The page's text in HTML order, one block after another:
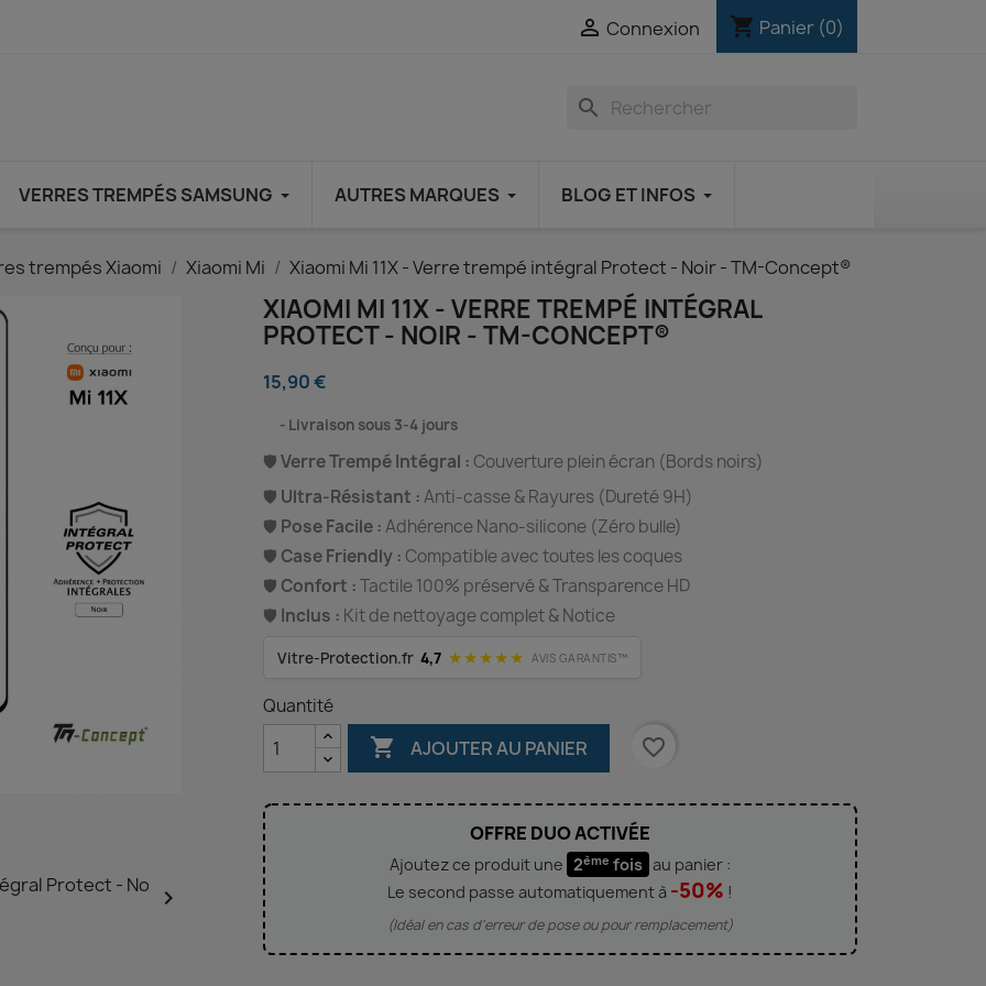
 Connexion shopping_cart Panier (0)
search
VERRES TREMPÉS SAMSUNG AUTRES MARQUES BLOG ET INFOS
trempés Xiaomi Xiaomi Mi Xiaomi Mi 11X - Verre trempé intégral Protect - Noir - TM-Concept®

XIAOMI MI 11X - VERRE TREMPÉ INTÉGRAL
PROTECT - NOIR - TM-CONCEPT®
15,90 €
Livraison sous 3-4 jours
🛡️Verre Trempé Intégral : Couverture plein écran (Bords noirs)
🛡️ Ultra-Résistant :Anti-casse & Rayures (Dureté 9H)
🛡️ Pose Facile :Adhérence Nano-silicone (Zéro bulle)
🛡️ Case Friendly : Compatible avec toutes les coques
🛡️ Confort :Tactile 100% préservé & Transparence HD
🛡️ Inclus : Kit de nettoyage complet & Notice
Vitre-Protection.fr 4,7 ★★★★★ AVIS GARANTIS™
Quantité
 AJOUTER AU PANIER favorite_border
OFFRE DUO ACTIVÉE
Ajoutez ce produit une 2ème fois au panier :
Le second passe automatiquement à -50% !
(Idéal en cas d'erreur de pose ou pour remplacement)